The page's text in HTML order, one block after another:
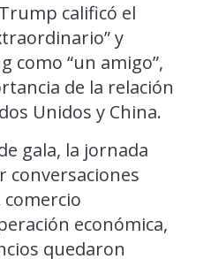
calificó el
y
como “un amigo”,
de la relación
Unidos y China.
gala, la jornada
conversaciones
económica,
quedaron